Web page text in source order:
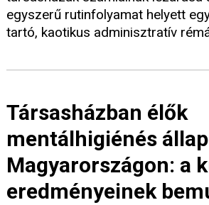
egyszerű rutinfolyamat helyett
tartó, kaotikus adminisztratív
Társasházban élők
mentálhigiénés
Magyarországon: a
eredményeinek